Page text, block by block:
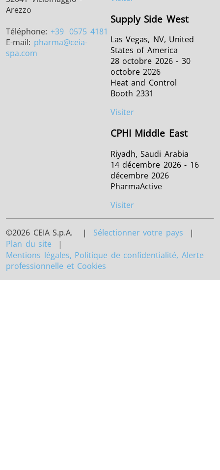
Arezzo
Téléphone: +39 0575 4181
E-mail: pharma@ceia-
spa.com
Supply Side West
Las Vegas, NV, United
States of America
28 octobre 2026 - 30
octobre 2026
Heat and Control
Booth 2331
Visiter
CPHI Middle East
Riyadh, Saudi Arabia
14 décembre 2026 - 16
décembre 2026
PharmaActive
Visiter
©2026 CEIA S.p.A. | Sélectionner votre pays |
Plan du site |
Mentions légales, Politique de confidentialité, Alerte
professionnelle et Cookies